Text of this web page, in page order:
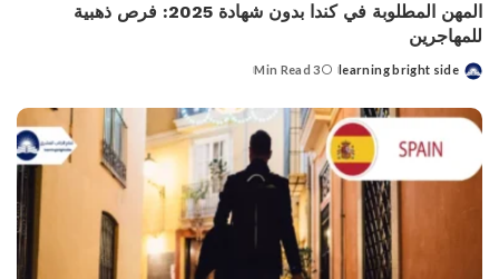
المهن المطلوبة في كندا بدون شهادة 2025: فرص ذهبية
للمهاجرين
Posted
learning bright side
3 Min Read